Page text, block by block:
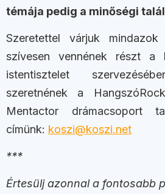
témája pedig a minőségi
Szeretettel várjuk mindazok
szívesen vennének részt a
istentisztelet
szeretnének a
Mentactor drámacsoport
címünk: koszi@koszi.net
***
Értesülj azonnal a fontosabb